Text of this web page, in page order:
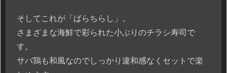
そしてこれが「ばらちらし」。
さまざまな海鮮で彩られた小ぶりのチラシ寿司で
す。
サバ鶏も和風なのでしっかり違和感なくセットで楽